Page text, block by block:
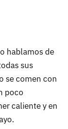
hablamos de
sus
se comen con
poco
caliente y en